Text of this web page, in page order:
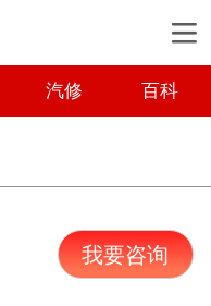
汽修 百科
我要咨询